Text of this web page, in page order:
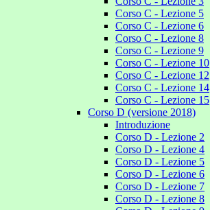
Corso C - Lezione 5
Corso C - Lezione 6
Corso C - Lezione 8
Corso C - Lezione 9
Corso C - Lezione 10
Corso C - Lezione 12
Corso C - Lezione 14
Corso C - Lezione 15
Corso D (versione 2018)
Introduzione
Corso D - Lezione 2
Corso D - Lezione 4
Corso D - Lezione 5
Corso D - Lezione 6
Corso D - Lezione 7
Corso D - Lezione 8